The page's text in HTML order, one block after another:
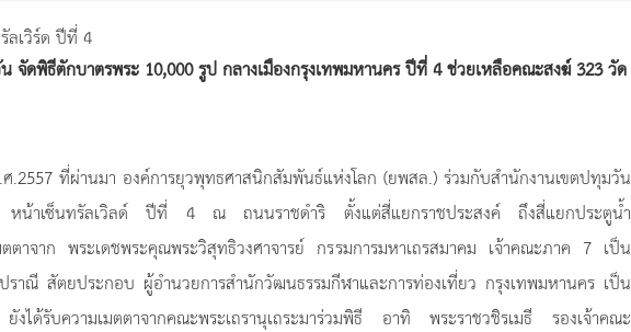
ลเวิร์ด ปีที่ 4
จัดพิธีตักบาตรพระ 10,000 รูป กลางเมืองกรุงเทพมหานคร ปีที่ 4 ช่วยเหลือคณะสงฆ์ 323 วัด
ที่ผ่านมา องค์การยุวพุทธศาสนิกสัมพันธ์แห่งโลก (ยพสล.) ร่วมกับสำนักงานเขตปทุมวัน
น้าเซ็นทรัลเวิลด์ ปีที่ 4 ณ ถนนราชดำริ ตั้งแต่สี่แยกราชประสงค์ ถึงสี่แยกประตูน้ำ
ตตาจาก พระเดชพระคุณพระวิสุทธิวงศาจารย์ กรรมการมหาเถรสมาคม เจ้าคณะภาค 7 เป็น
ราณี สัตยประกอบ ผู้อำนวยการสำนักวัฒนธรรมกีฬาและการท่องเที่ยว กรุงเทพมหานคร เป็น
ได้รับความเมตตาจากคณะพระเถรานุเถระมาร่วมพิธี อาทิ พระราชวชิรเมธี รองเจ้าคณะ